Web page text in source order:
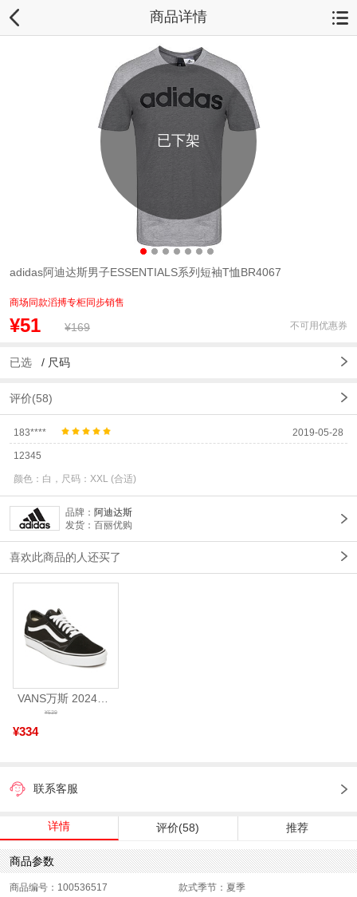
商品详情
已下架
adidas阿迪达斯男子ESSENTIALS系列短袖T恤BR4067
商场同款滔搏专柜同步销售
¥51 ¥169 不可用优惠券
已选 / 尺码
评价(58)
183**** 2019-05-28
12345
颜色：白，尺码：XXL (合适)
品牌： 阿迪达斯
发货：百丽优购
喜欢此商品的人还买了
VANS万斯 2024年新款中性OldSkool帆布鞋/硫化鞋VN000D3HY28（延续款）
¥334
¥539
联系客服
详情 评价(58) 推荐
商品参数
商品编号：100536517
款式季节：夏季